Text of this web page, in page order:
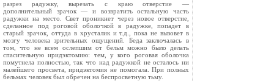
разрез радужку, вырезать с краю отверстие —
дополнительный зрачок — и возвратить остальную часть
радужки на место. Свет проникнет через новое отверстие,
сделанное под роговой оболочкой в радужке, попадет в
старый зрачок, оттуда в хрусталик и т.д., пока не вызовет в
мозгу человека зрительных ощущений. Беда заключалась в
том, что не всем ослепшим от бельм можно было делать
спасительную иридэктомию: тем, у кого роговая оболочка
помутнела полностью, так что над радужкой не осталось ни
малейшего просвета, иридэктомия не помогала. При полных
бельмах человек был обречен на беспросветную тьму.